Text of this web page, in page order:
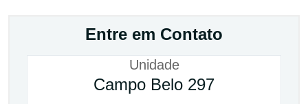
Entre em Contato
Unidade
Campo Belo 297